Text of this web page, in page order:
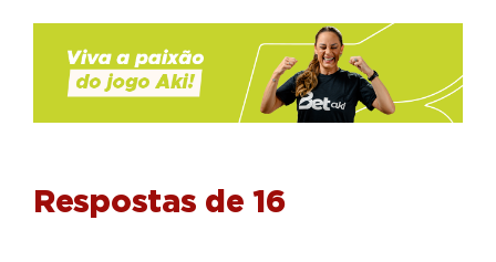
Respostas de 16